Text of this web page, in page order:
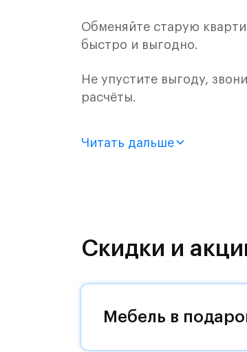
Обменяйте старую
быстро и выгодно.
Не упустите выгоду,
расчёты.
монолитного дома
Митинским лесопарком.
жителей будет
«Пятницкое шоссе»
жилым комплексом есть
Читать дальше
Скидки и
Мебель в